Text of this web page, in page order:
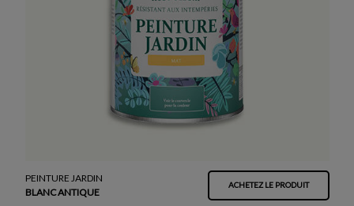
PEINTURE JARDIN
BLANC ANTIQUE
ACHETEZ LE PRODUIT